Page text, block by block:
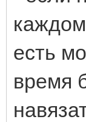
есть
время